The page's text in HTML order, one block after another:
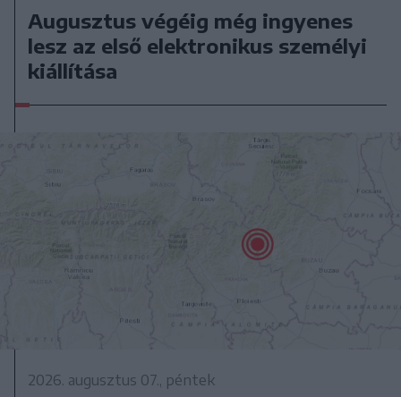
Augusztus végéig még ingyenes
lesz az első elektronikus személyi
kiállítása
2026. augusztus 07., péntek